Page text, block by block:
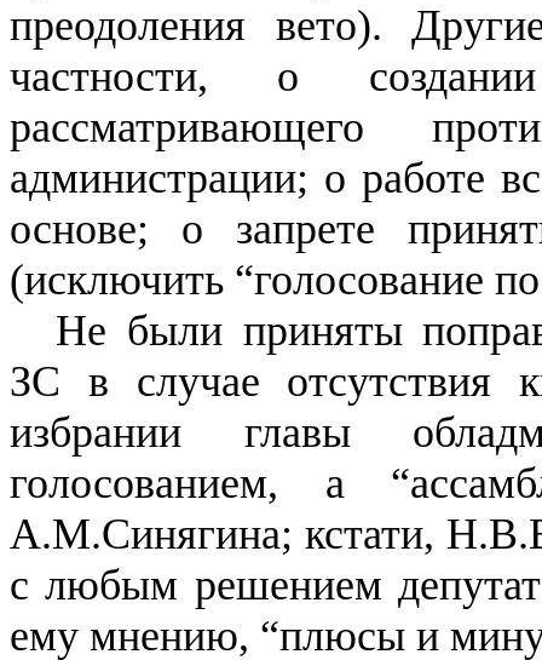
преодоления вето).
частности, о
рассматривающего
администрации; о работе
основе; о запрете
(исключить “голосование
Не были приняты
ЗС в случае отсутствия
избрании главы
голосованием, а
А.М.Синягина; кстати,
с любым решением
ему мнению, “плюсы и